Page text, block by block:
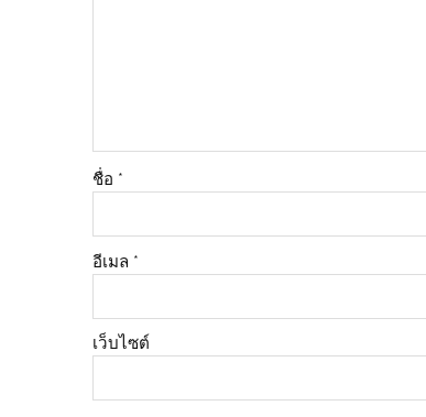
ชื่อ *
อีเมล *
เว็บไซต์